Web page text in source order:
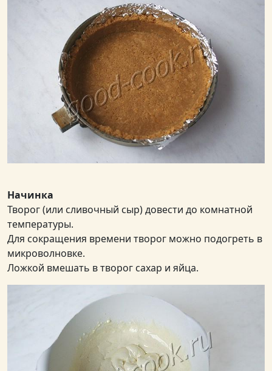
Начинка
Творог (или сливочный сыр) довести до комнатной
температуры.
Для сокращения времени творог можно подогреть в
микроволновке.
Ложкой вмешать в творог сахар и яйца.